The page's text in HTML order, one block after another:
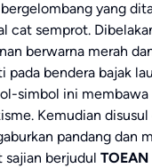
yang
cat semprot.
berwarna merah
pada bendera bajak
simbol ini
Kemudian
pandang dan
sajian berjudul